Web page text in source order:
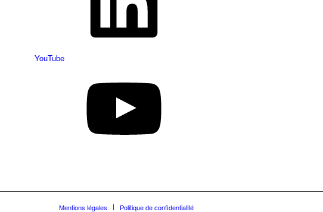
YouTube
Mentions légales Politique de confidentialité